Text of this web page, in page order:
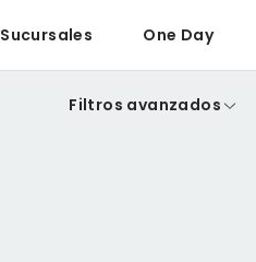
Sucursales One Day
Filtros avanzados